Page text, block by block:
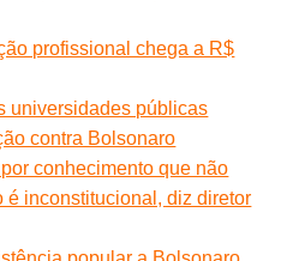
profissional chega a R$
universidades públicas
contra Bolsonaro
conhecimento que não
é inconstitucional, diz diretor